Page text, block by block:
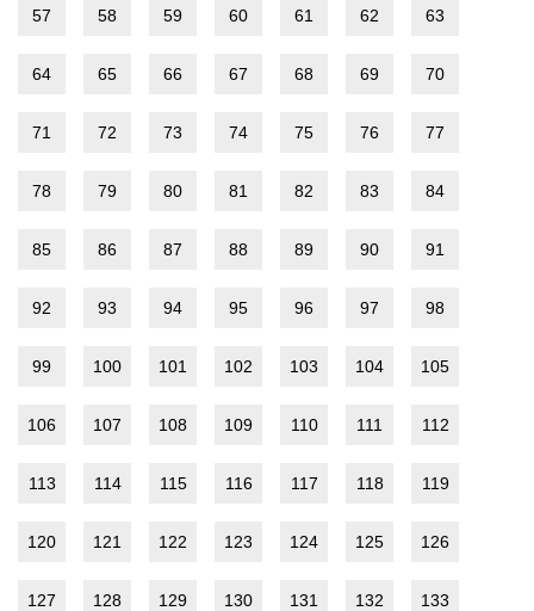
57 58 59 60 61 62 63
64 65 66 67 68 69 70
71 72 73 74 75 76 77
78 79 80 81 82 83 84
85 86 87 88 89 90 91
92 93 94 95 96 97 98
99 100 101 102 103 104 105
106 107 108 109 110 111 112
113 114 115 116 117 118 119
120 121 122 123 124 125 126
127 128 129 130 131 132 133